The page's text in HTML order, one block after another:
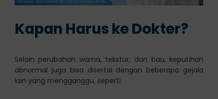
Kapan Harus ke Dokter?
Selain perubahan warna, tekstur, dan bau, keputihan
abnormal juga bisa disertai dengan beberapa gejala
lain yang mengganggu, seperti: